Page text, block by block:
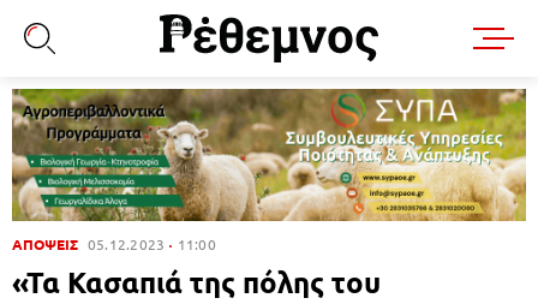
ΑΠΟΨΕΙΣ 05.12.2023 11:00
«Τα Κασαπιά της πόλης του